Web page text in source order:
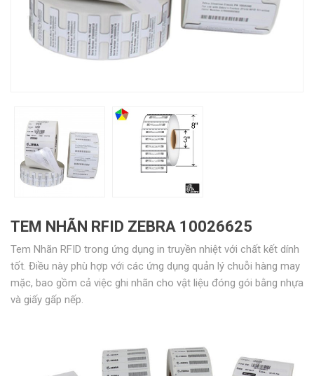
TEM NHÃN RFID ZEBRA 10026625
Tem Nhãn RFID trong ứng dụng in truyền nhiệt với chất kết dính
tốt. Điều này phù hợp với các ứng dụng quản lý chuỗi hàng may
mặc, bao gồm cả việc ghi nhãn cho vật liệu đóng gói bằng nhựa
và giấy gấp nếp.